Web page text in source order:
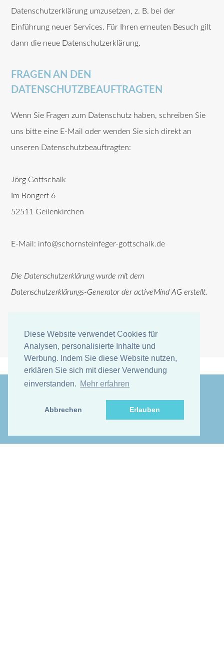
Diese Website verwendet Cookies für
Analysen, personalisierte Inhalte und
Werbung. Indem Sie diese Website nutzen,
erklären Sie sich mit dieser Verwendung
einverstanden. Mehr erfahren
Abbrechen Erlauben
Diese Website verwendet Cookies für
Analysen, personalisierte Inhalte und
Werbung. Indem Sie diese Website nutzen,
erklären Sie sich mit dieser Verwendung
einverstanden. Mehr erfahren
Abbrechen Erlauben
Datenschutzerklärung umzusetzen, z. B. bei der
Einführung neuer Services. Für Ihren erneuten Besuch gilt
dann die neue Datenschutzerklärung.
FRAGEN AN DEN
DATENSCHUTZBEAUFTRAGTEN
Wenn Sie Fragen zum Datenschutz haben, schreiben Sie
uns bitte eine E-Mail oder wenden Sie sich direkt an
unseren Datenschutzbeauftragten:
Jörg Gottschalk
Im Bongert 6
52511 Geilenkirchen
E-Mail: info@schornsteinfeger-gottschalk.de
Die Datenschutzerklärung wurde mit dem
Datenschutzerklärungs-Generator der activeMind AG erstellt.
TEMPLATED. ImagesUnsplash